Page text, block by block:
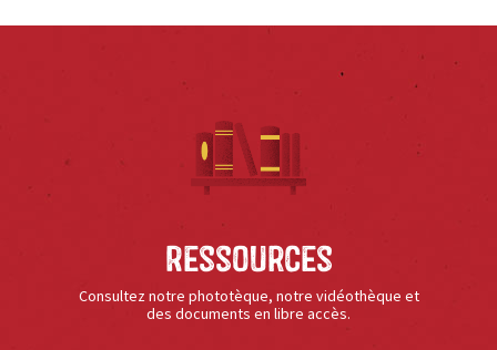
Ressources
Consultez notre phototèque, notre vidéothèque et
des documents en libre accès.